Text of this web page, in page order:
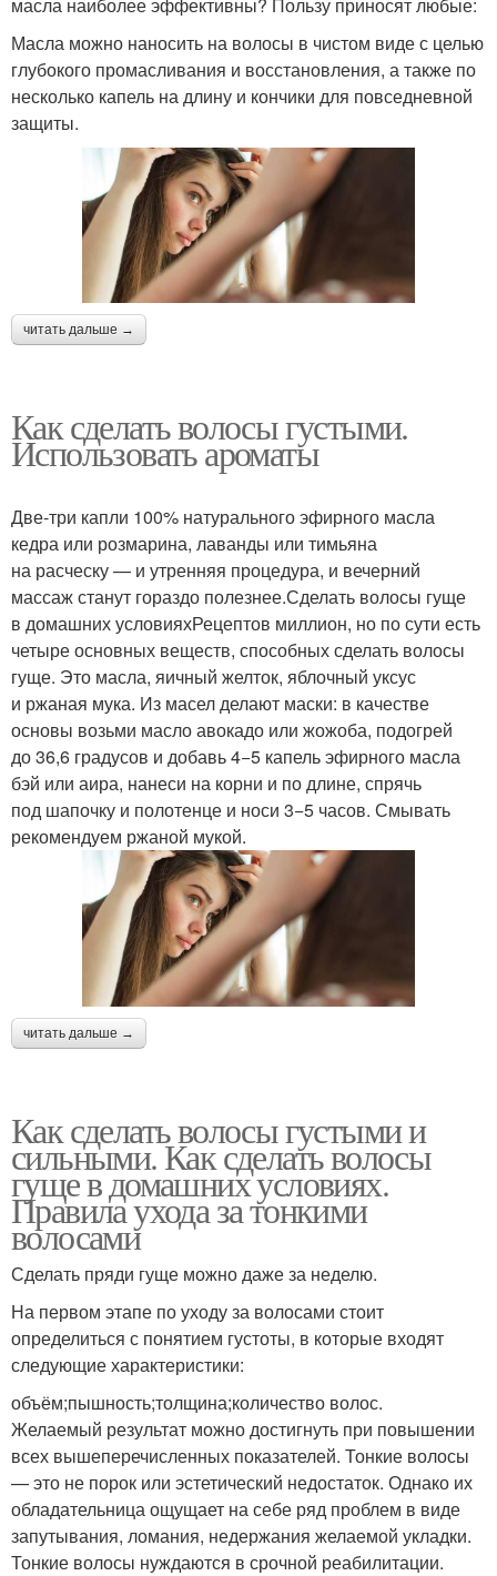
Масла можно наносить на волосы в чистом виде с целью
глубокого промасливания и восстановления, а также по
несколько капель на длину и кончики для повседневной
защиты.
читать дальше →
Как сделать волосы густыми.
Использовать ароматы
Две-три капли 100% натурального эфирного масла
кедра или розмарина, лаванды или тимьяна
на расческу — и утренняя процедура, и вечерний
массаж станут гораздо полезнее.Сделать волосы гуще
в домашних условияхРецептов миллион, но по сути есть
четыре основных веществ, способных сделать волосы
гуще. Это масла, яичный желток, яблочный уксус
и ржаная мука. Из масел делают маски: в качестве
основы возьми масло авокадо или жожоба, подогрей
до 36,6 градусов и добавь 4−5 капель эфирного масла
бэй или аира, нанеси на корни и по длине, спрячь
под шапочку и полотенце и носи 3−5 часов. Смывать
рекомендуем ржаной мукой.
читать дальше →
Как сделать волосы густыми и
сильными. Как сделать волосы
гуще в домашних условиях.
Правила ухода за тонкими
волосами
Сделать пряди гуще можно даже за неделю.
На первом этапе по уходу за волосами стоит
определиться с понятием густоты, в которые входят
следующие характеристики:
объём;пышность;толщина;количество волос.
Желаемый результат можно достигнуть при повышении
всех вышеперечисленных показателей. Тонкие волосы
— это не порок или эстетический недостаток. Однако их
обладательница ощущает на себе ряд проблем в виде
запутывания, ломания, недержания желаемой укладки.
Тонкие волосы нуждаются в срочной реабилитации.